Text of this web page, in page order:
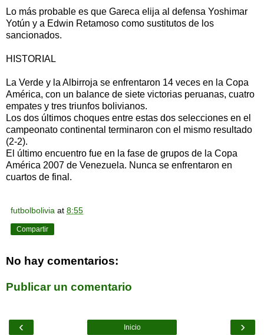
Lo más probable es que Gareca elija al defensa Yoshimar
Yotún y a Edwin Retamoso como sustitutos de los
sancionados.
HISTORIAL
La Verde y la Albirroja se enfrentaron 14 veces en la Copa
América, con un balance de siete victorias peruanas, cuatro
empates y tres triunfos bolivianos.
Los dos últimos choques entre estas dos selecciones en el
campeonato continental terminaron con el mismo resultado
(2-2).
El último encuentro fue en la fase de grupos de la Copa
América 2007 de Venezuela. Nunca se enfrentaron en
cuartos de final.
futbolbolivia at 8:55
Compartir
No hay comentarios:
Publicar un comentario
‹ ›
Inicio